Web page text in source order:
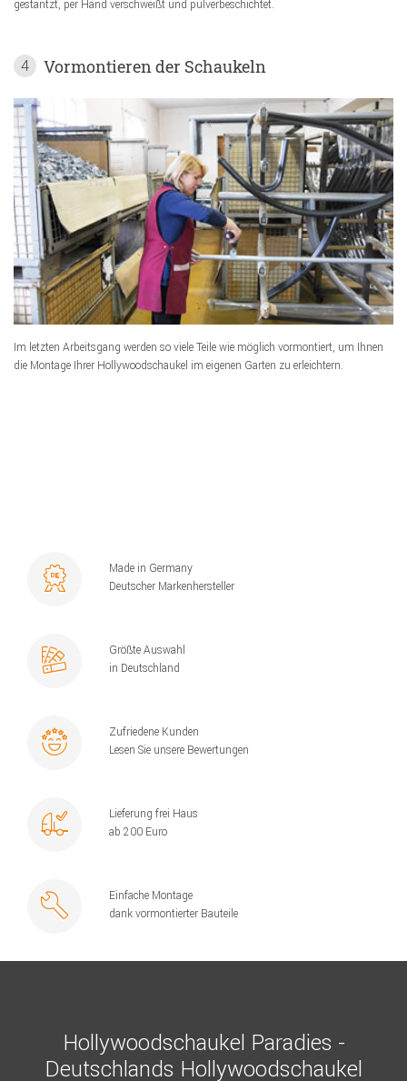
gestantzt, per Hand verschweißt und pulverbeschichtet.
4 Vormontieren der Schaukeln
Im letzten Arbeitsgang werden so viele Teile wie möglich vormontiert, um Ihnen
die Montage Ihrer Hollywoodschaukel im eigenen Garten zu erleichtern.
Made in Germany
Deutscher Markenhersteller
Größte Auswahl
in Deutschland
Zufriedene Kunden
Lesen Sie unsere Bewertungen
Lieferung frei Haus
ab 200 Euro
Einfache Montage
dank vormontierter Bauteile
Hollywoodschaukel Paradies -
Deutschlands Hollywoodschaukel